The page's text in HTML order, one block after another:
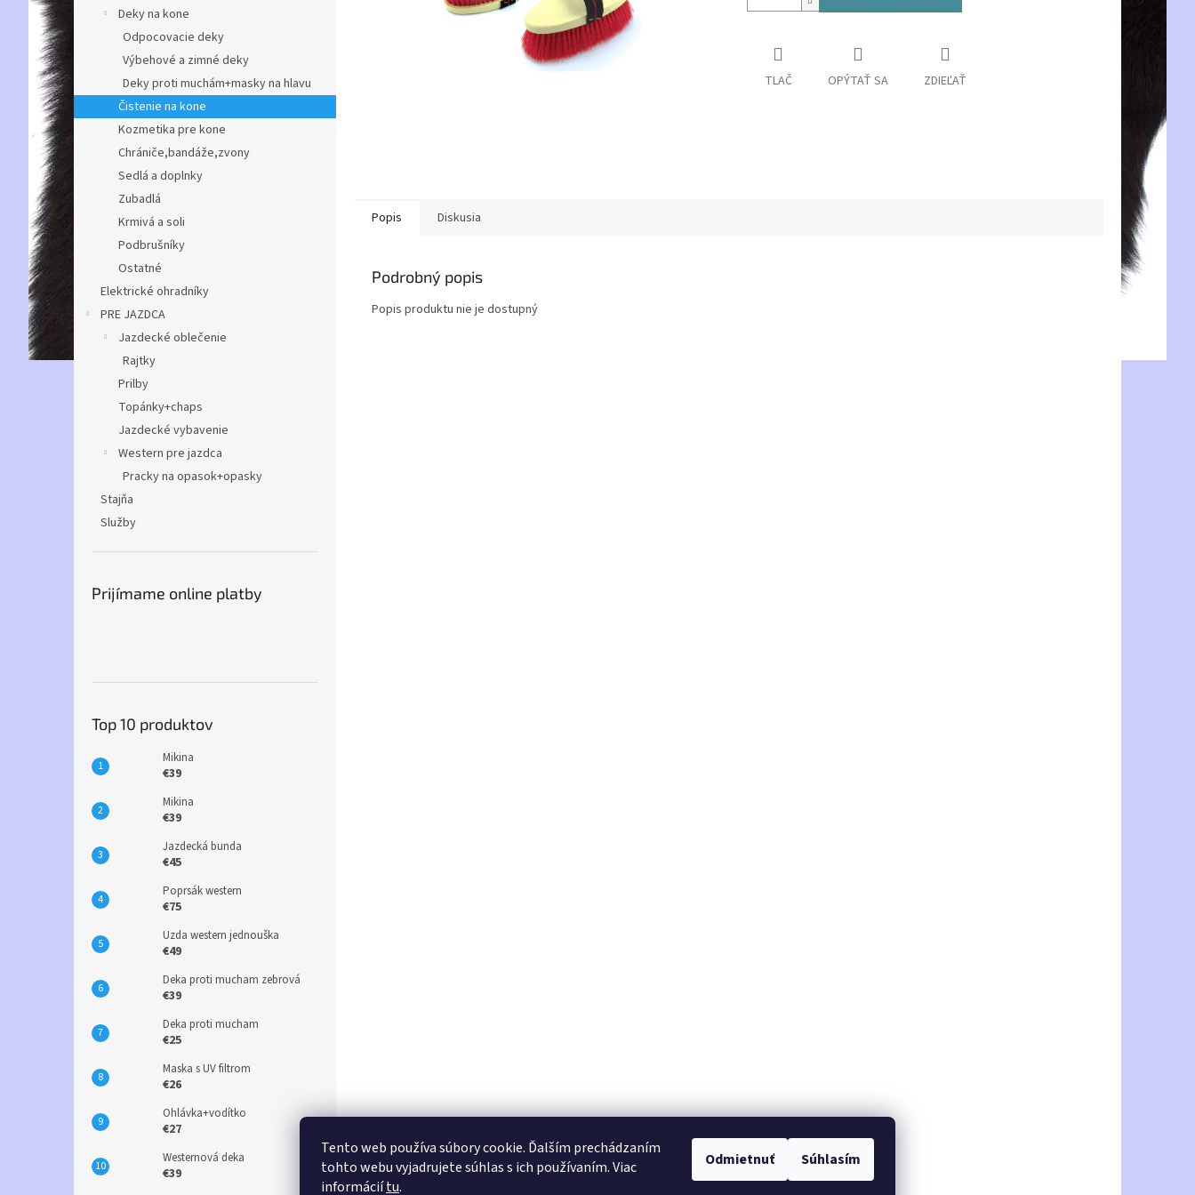
Tento web používa súbory cookie. Ďalším prechádzaním
tohto webu vyjadrujete súhlas s ich používaním. Viac
informáciítu.
Odmietnuť Súhlasím
Deky na kone
Odpocovacie deky
Výbehové a zimné deky
Deky proti muchám+masky na hlavu
Čistenie na kone
Kozmetika pre kone
Chrániče,bandáže,zvony
Sedlá a doplnky
Zubadlá
Krmivá a soli
Podbrušníky
Ostatné
Elektrické ohradníky
PRE JAZDCA
Jazdecké oblečenie
Rajtky
Prilby
Topánky+chaps
Jazdecké vybavenie
Western pre jazdca
Pracky na opasok+opasky
Stajňa
Služby
Prijímame online platby
Top 10 produktov
Mikina
€39
Mikina
€39
Jazdecká bunda
€45
Poprsák western
€75
Uzda western jednouška
€49
Deka proti mucham zebrová
€39
Deka proti mucham
€25
Maska s UV filtrom
€26
Ohlávka+vodítko
€27
Westernová deka
€39
TLAČ OPÝTAŤ SA ZDIEĽAŤ
Popis Diskusia
Podrobný popis
Popis produktu nie je dostupný